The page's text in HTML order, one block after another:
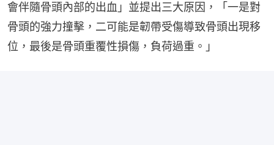
會伴隨骨頭內部的出血」並提出三大原因，「一是對
骨頭的強力撞擊，二可能是韌帶受傷導致骨頭出現移
位，最後是骨頭重覆性損傷，負荷過重。」